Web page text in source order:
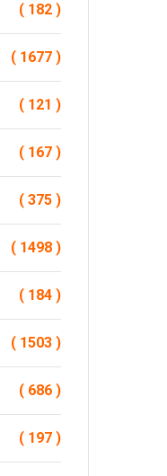
( 182 )
( 1677 )
( 121 )
( 167 )
( 375 )
( 1498 )
( 184 )
( 1503 )
( 686 )
( 197 )